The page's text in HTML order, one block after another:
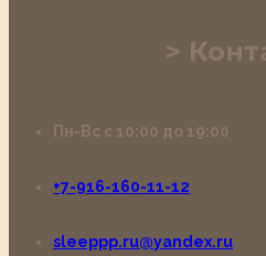
Пн-Вс с 10:00 до 19:00
+7-916-160-11-12
sleeppp.ru@yandex.ru